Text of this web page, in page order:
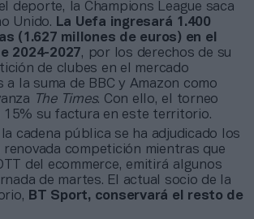
deporte, la Champions League saca
Unido. La Uefa ingresará 1.400
(1.627 millones de euros) en el
2024-2027, por los derechos de su
de clubes en el mercado
a la suma de BBC y Amazon como
The Times. Con ello, el torneo
15% su factura en este territorio.
cadena pública se ha adjudicado los
renovada competición mientras que
del ecommerce, emitirá algunos
de martes. El actual socio de la
BT Sport, conservará el resto de